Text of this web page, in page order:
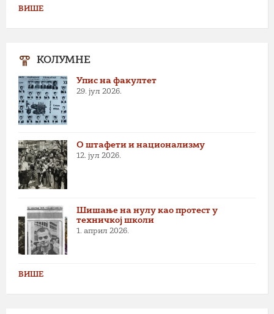
ВИШЕ
КОЛУМНЕ
Упис на факултет
29. јул 2026.
О штафети и национализму
12. јул 2026.
Шишање на нулу као протест у
техничкој школи
1. април 2026.
ВИШЕ